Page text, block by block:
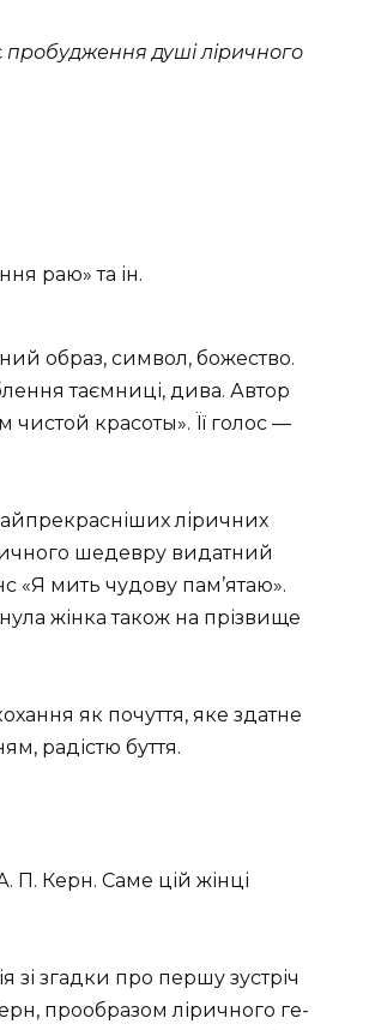
пробудження душі ліричного
раю» та ін.
образ, символ, божество.
таємниці, дива. Автор
красоты». Її голос —
ліричних
шедевру видатний
«Я мить чудову пам’ятаю».
жінка також на прізвище
як почуття, яке здатне
радістю буття.
П. Керн. Саме цій жінці
зі згадки про першу зустріч
прообразом ліричного ге­